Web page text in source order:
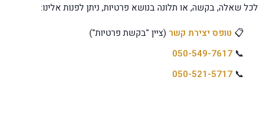
לכל שאלה, בקשה, או תלונה בנושא פרטיות, ניתן לפנות אלינו:
📋 טופס יצירת קשר (ציין "בקשת פרטיות")
📞
050-549-7617
📞
050-521-5717